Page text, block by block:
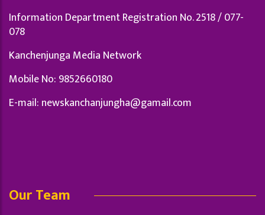
Information Department Registration No. 2518 / 077-
078
Kanchenjunga Media Network
Mobile No: 9852660180
E-mail: newskanchanjungha@gamail.com
Our Team